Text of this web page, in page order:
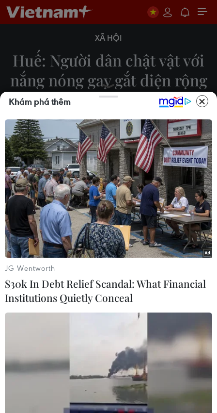
XÃ HỘI
Huế: Người dân chật vật với
nắng nóng gay gắt diện rộng
kéo dài
03/06/2026 10:06
Từ ngày 2-7/6/2026, trên địa bàn thành phố Huế
xảy ra nắng nóng và nắng nóng gay gắt trên diện
rộng với nhiệt độ từ 35-38 độ C, có nơi trên 38 độ
C; khiến sinh hoạt, cuộc sống của người dân chật
vật.
Người dân mặc đồ bảo hộ chống nắng nóng khi tham gia giao
thông trên đường Hùng Vương, phường Thuận Hóa, thành phố
Huế. (Ảnh: Nguyên Lý/TTXVN)
Khám phá thêm
JG Wentworth
$30k In Debt Relief Scandal: What Financial
Institutions Quietly Conceal